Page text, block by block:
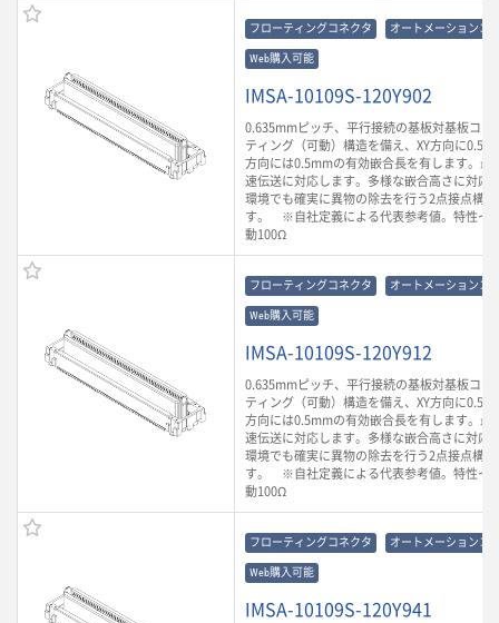
フローティングコネクタ オートメーションコ
Web購入可能
IMSA-10109S-120Y902
0.635mmピッチ、平行接続の基板対基板コネ
ティング（可動）構造を備え、XY方向に
方向には0.5mmの有効嵌合長を有します。
速伝送に対応します。多様な嵌合高さに対応
環境でも確実に異物の除去を行う2点接点構
す。 ※自社定義による代表参考値。特性イ
動100Ω
フローティングコネクタ オートメーションコ
Web購入可能
IMSA-10109S-120Y912
0.635mmピッチ、平行接続の基板対基板コネ
ティング（可動）構造を備え、XY方向に
方向には0.5mmの有効嵌合長を有します。
速伝送に対応します。多様な嵌合高さに対応
環境でも確実に異物の除去を行う2点接点構
す。 ※自社定義による代表参考値。特性イ
動100Ω
フローティングコネクタ オートメーションコ
Web購入可能
IMSA-10109S-120Y941